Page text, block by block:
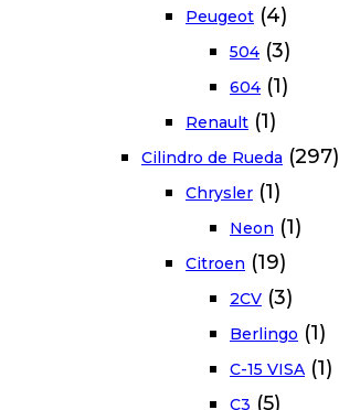
Peugeot (4)
504 (3)
604 (1)
Renault (1)
Cilindro de Rueda (297)
Chrysler (1)
Neon (1)
Citroen (19)
2CV (3)
Berlingo (1)
C-15 VISA (1)
C3 (5)